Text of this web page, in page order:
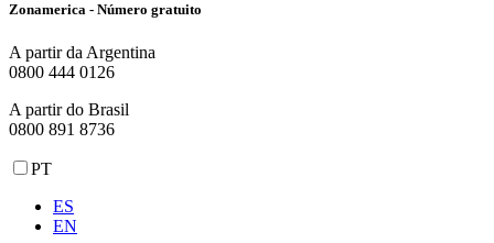
Zonamerica - Número gratuito
A partir da Argentina
0800 444 0126
A partir do Brasil
0800 891 8736
PT
ES
EN